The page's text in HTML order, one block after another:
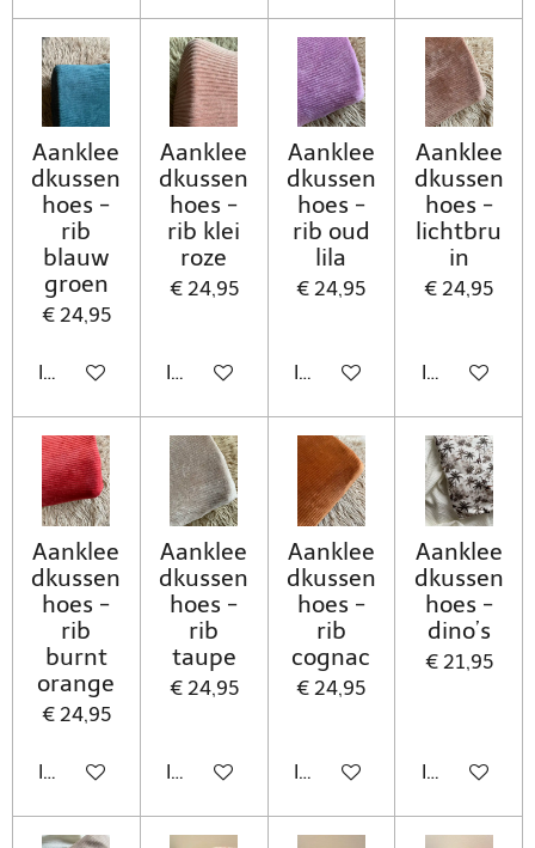
Aanklee
dkussen
hoes -
rib
blauw
groen
€ 24,95
In winkelwagen
Aanklee
dkussen
hoes -
rib klei
roze
€ 24,95
In winkelwagen
Aanklee
dkussen
hoes -
rib oud
lila
€ 24,95
In winkelwagen
Aanklee
dkussen
hoes -
lichtbru
in
€ 24,95
In
Aanklee
dkussen
hoes -
rib
burnt
orange
€ 24,95
In winkelwagen
Aanklee
dkussen
hoes -
rib
taupe
€ 24,95
In winkelwagen
Aanklee
dkussen
hoes -
rib
cognac
€ 24,95
In winkelwagen
Aanklee
dkussen
hoes -
dino’s
€ 21,95
In